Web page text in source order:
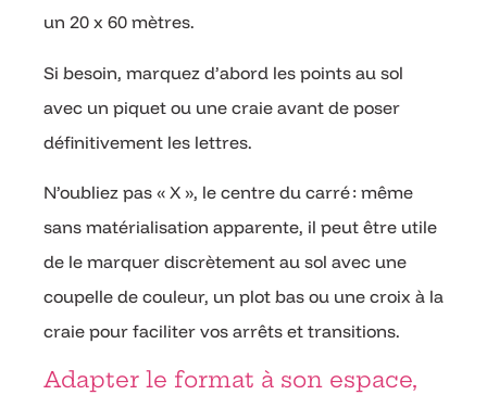
un 20 x 60 mètres.
Si besoin, marquez d’abord les points au sol
avec un piquet ou une craie avant de poser
définitivement les lettres.
N’oubliez pas « X », le centre du carré : même
sans matérialisation apparente, il peut être utile
de le marquer discrètement au sol avec une
coupelle de couleur, un plot bas ou une croix à la
craie pour faciliter vos arrêts et transitions.
Adapter le format à son espace,